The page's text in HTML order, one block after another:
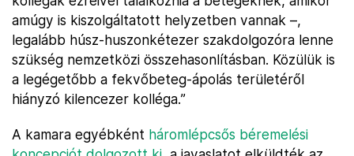
amúgy is kiszolgáltatott helyzetben vannak –,
legalább húsz-huszonkétezer szakdolgozóra lenne
szükség nemzetközi összehasonlításban. Közülük is
a legégetőbb a fekvőbeteg-ápolás területéről
hiányzó kilencezer kolléga.”
A kamara egyébként háromlépcsős béremelési